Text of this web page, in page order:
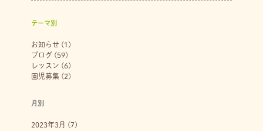
テーマ別
お知らせ(1)
ブログ (59)
レッスン (6)
園児募集 (2)
月別
2023年3月 (7)